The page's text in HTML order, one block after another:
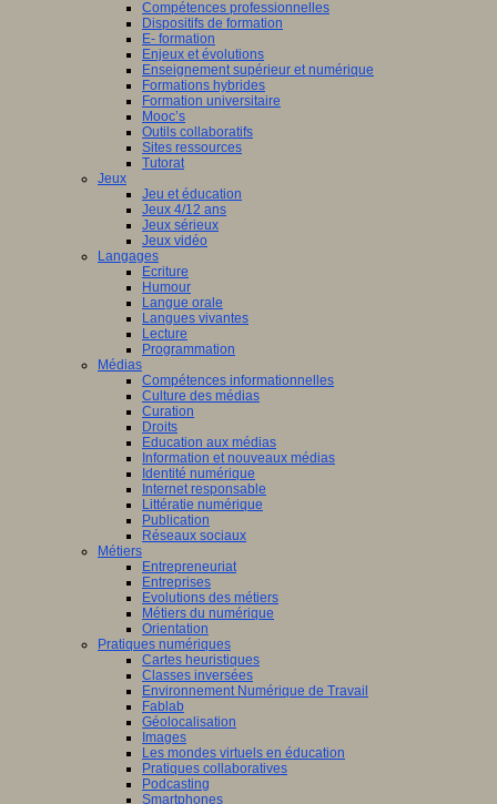
Compétences professionnelles
Dispositifs de formation
E- formation
Enjeux et évolutions
Enseignement supérieur et numérique
Formations hybrides
Formation universitaire
Mooc’s
Outils collaboratifs
Sites ressources
Tutorat
Jeux
Jeu et éducation
Jeux 4/12 ans
Jeux sérieux
Jeux vidéo
Langages
Ecriture
Humour
Langue orale
Langues vivantes
Lecture
Programmation
Médias
Compétences informationnelles
Culture des médias
Curation
Droits
Education aux médias
Information et nouveaux médias
Identité numérique
Internet responsable
Littératie numérique
Publication
Réseaux sociaux
Métiers
Entrepreneuriat
Entreprises
Evolutions des métiers
Métiers du numérique
Orientation
Pratiques numériques
Cartes heuristiques
Classes inversées
Environnement Numérique de Travail
Fablab
Géolocalisation
Images
Les mondes virtuels en éducation
Pratiques collaboratives
Podcasting
Smartphones